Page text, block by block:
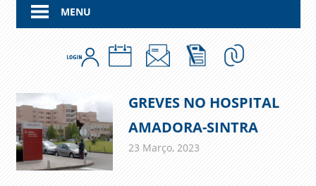
MENU
GREVES NO HOSPITAL
AMADORA-SINTRA
23 Março, 2023